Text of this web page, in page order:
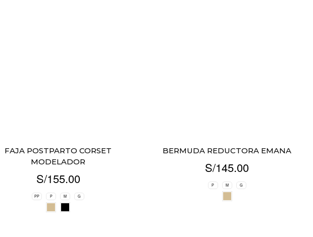
FAJA POSTPARTO CORSET
MODELADOR
S/155.00
PP P M G
BERMUDA REDUCTORA EMANA
S/145.00
P M G